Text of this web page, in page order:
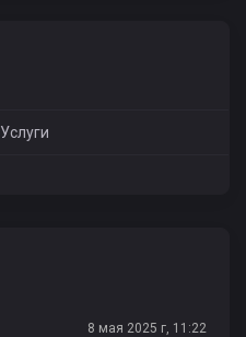
Услуги
8 мая 2025 г, 11:22